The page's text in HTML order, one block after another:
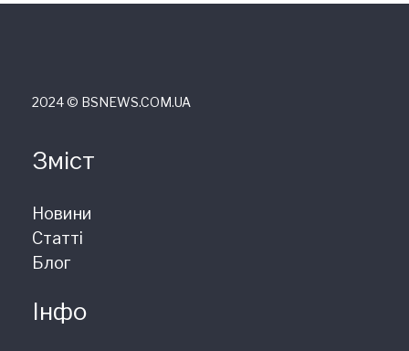
2024 © ВSNEWS.COM.UA
Зміст
Новини
Статті
Блог
Інфо